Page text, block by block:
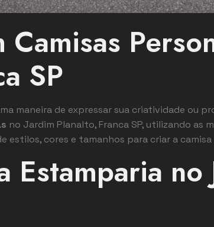
Camisas
SP
maneira de expressar sua criatividade ou
no Jardim Planalto, Franca SP, utilizando as
estilos, cores e tamanhos para criar a
Estamparia no